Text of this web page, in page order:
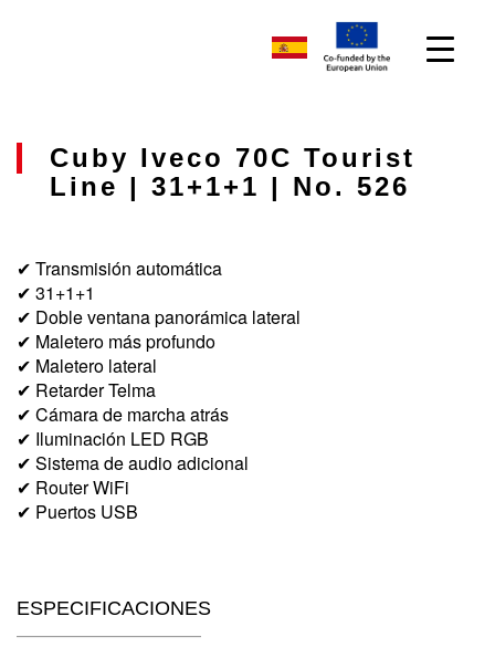
Cuby Iveco 70C Tourist
Line | 31+1+1 | No. 526
✔ Transmisión automática
✔ 31+1+1
✔ Doble ventana panorámica lateral
✔ Maletero más profundo
✔ Maletero lateral
✔ Retarder Telma
✔ Cámara de marcha atrás
✔ Iluminación LED RGB
✔ Sistema de audio adicional
✔ Router WiFi
✔ Puertos USB
ESPECIFICACIONES